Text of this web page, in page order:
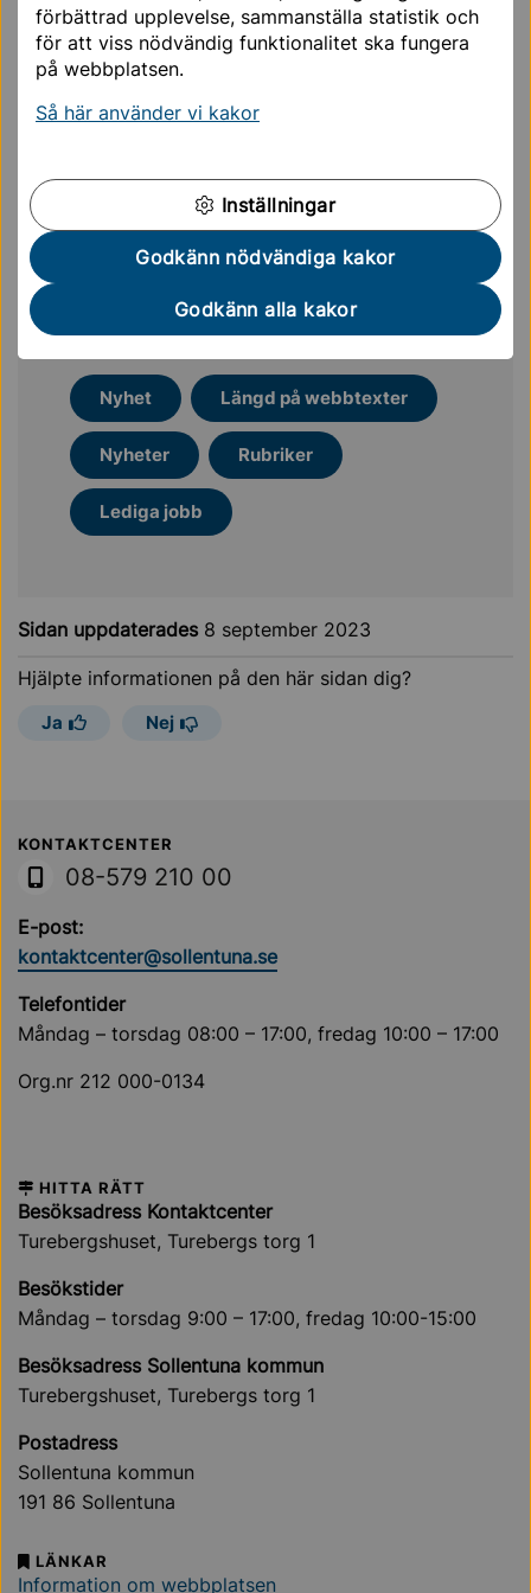
förbättrad upplevelse, sammanställa statistik och
för att viss nödvändig funktionalitet ska fungera
på webbplatsen.
Så här använder vi kakor
Inställningar
Godkänn nödvändiga kakor
Godkänn alla kakor
Jobb och företagande
Kommun och politik
Mer läsning för dig
Nyhet Längd på webbtexter
Nyheter Rubriker
Lediga jobb
Sidan uppdaterades 8 september 2023
Hjälpte informationen på den här sidan dig?
Ja Nej
Sollentuna Kommun
KONTAKTCENTER
08-579 210 00
E-post:
kontaktcenter@sollentuna.se
Telefontider
Måndag – torsdag 08:00 – 17:00, fredag 10:00 – 17:00
Org.nr 212 000-0134
HITTA RÄTT
Besöksadress Kontaktcenter
Turebergshuset, Turebergs torg 1
Besökstider
Måndag – torsdag 9:00 – 17:00, fredag 10:00-15:00
Besöksadress Sollentuna kommun
Turebergshuset, Turebergs torg 1
Postadress
Sollentuna kommun
191 86 Sollentuna
LÄNKAR
Information om webbplatsen